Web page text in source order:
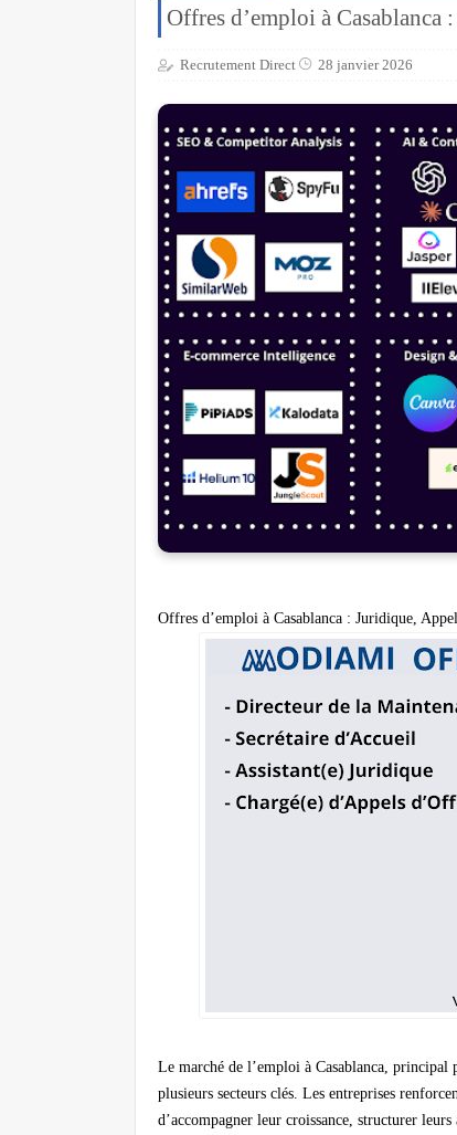
Offres d’emploi à
Recrutement Direct 28 janvier 2026
Offres d’emploi à Casablanca : Juridique,
Le marché de l’emploi à Casablanca, principal
plusieurs secteurs clés. Les entreprises
d’accompagner leur croissance, structurer